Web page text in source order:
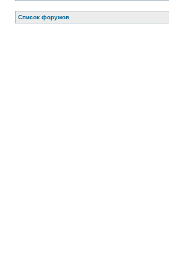
Список форумов